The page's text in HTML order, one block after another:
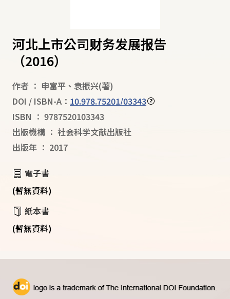
河北上市公司财务发展报告
（2016）
作者 ： 申富平 、 袁振兴(著)
DOI / ISBN-A： 10.978.75201/03343
ISBN ： 9787520103343
出版機構 ： 社会科学文献出版社
出版年 ： 2017
電子書
(暫無資料)
紙本書
(暫無資料)